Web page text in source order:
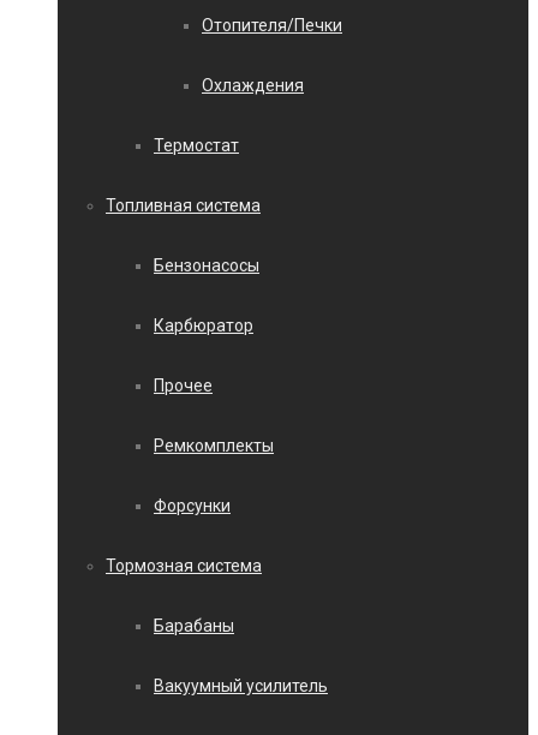
Отопителя/Печки
Охлаждения
Термостат
Топливная система
Бензонасосы
Карбюратор
Прочее
Ремкомплекты
Форсунки
Тормозная система
Барабаны
Вакуумный усилитель